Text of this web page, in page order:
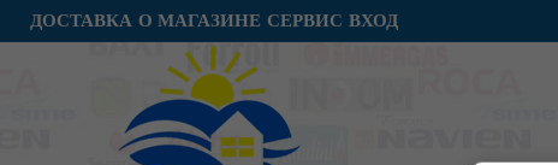
ДОСТАВКА О МАГАЗИНЕ СЕРВИС ВХОД